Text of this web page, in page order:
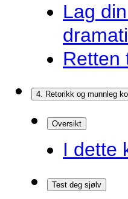
Lag
Retten
4. Retorikk og munnleg
Oversikt
I dette
Test deg sjølv